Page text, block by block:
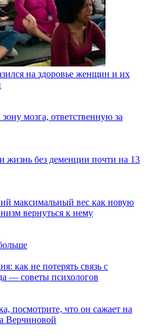
на здоровье женщин и их
мозга, ответственную за
жизнь без деменции почти на 13
максимальный вес как новую
вернуться к нему
как не потерять связь с
— советы психологов
посмотрите, что он сажает на
Верчиновой